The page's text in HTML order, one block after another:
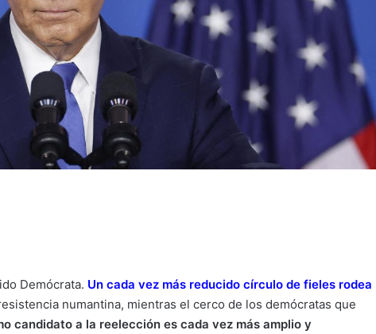
Demócrata. Un cada vez más reducido círculo de fieles rodea
numantina, mientras el cerco de los demócratas que
candidato a la reelección es cada vez más amplio y